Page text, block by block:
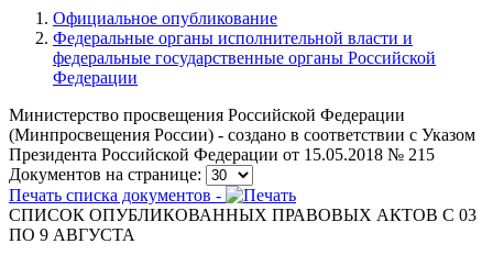
Официальное опубликование
Федеральные органы исполнительной власти и
федеральные государственные органы Российской
Федерации
Министерство просвещения Российской Федерации
(Минпросвещения России) - создано в соответствии с Указом
Президента Российской Федерации от 15.05.2018 № 215
Документов на странице:
Печать списка документов -
СПИСОК ОПУБЛИКОВАННЫХ ПРАВОВЫХ АКТОВ С 03
ПО 9 АВГУСТА